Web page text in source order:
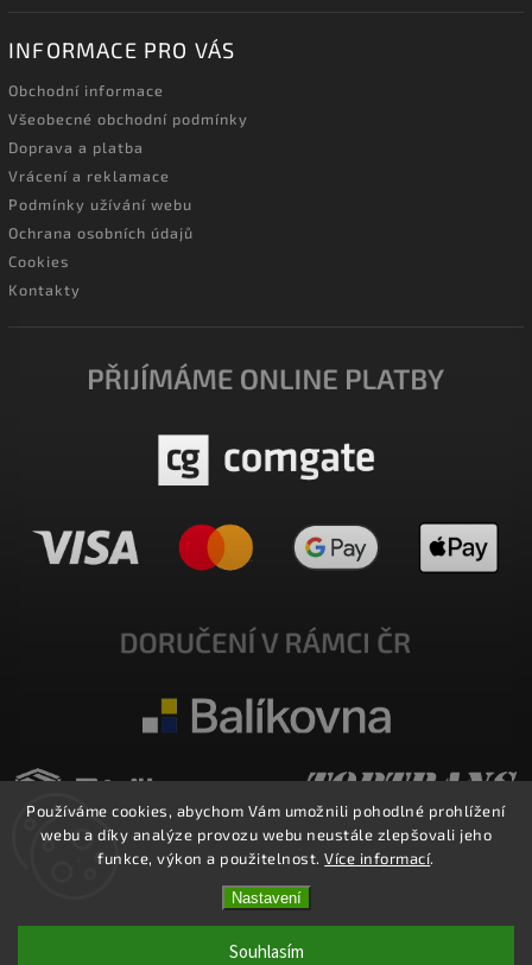
Používáme cookies, abychom Vám umožnili pohodlné prohlížení
webu a díky analýze provozu webu neustále zlepšovali jeho
funkce, výkon a použitelnost.Více informací.
Nastavení
Souhlasím
INFORMACE PRO VÁS
Obchodní informace
Všeobecné obchodní podmínky
Doprava a platba
Vrácení a reklamace
Podmínky užívání webu
Ochrana osobních údajů
Cookies
Kontakty
E-SHOP MILATA. Všechna práva vyhrazena.